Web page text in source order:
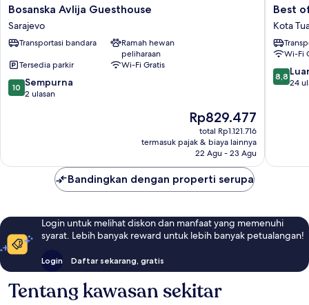
Bosanska
Avlija
Guesthouse
Sarajevo
Bosanska Avlija Guesthouse
Sarajevo
Transportasi bandara
Ramah hewan
peliharaan
Tersedia parkir
Wi-Fi Gratis
10.0
dari
10 Sempurna
2 ulasan
Harga
sekarang
Rp829.477
Rp829.477
total Rp1.121.716
termasuk pajak & biaya lainnya
22 Agu - 23 Agu
Best
of
Kota
Tua
Sarajevo
Best
Kota
Wi-Fi
8.8
dari
8,8
24
Bandingkan dengan properti serupa
Login untuk melihat diskon dan manfaat yang memenuhi
syarat. Lebih banyak reward untuk lebih banyak petualangan!
Login Daftar sekarang, gratis
Tentang kawasan sekitar